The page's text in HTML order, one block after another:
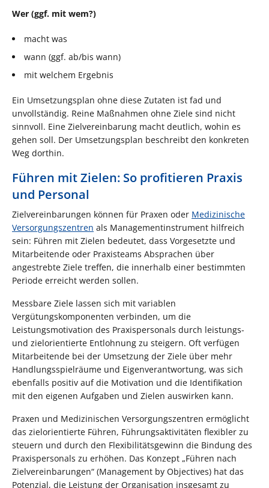
Wer (ggf. mit wem?)
macht was
wann (ggf. ab/bis wann)
mit welchem Ergebnis
Ein Umsetzungsplan ohne diese Zutaten ist fad und
unvollständig. Reine Maßnahmen ohne Ziele sind nicht
sinnvoll. Eine Zielvereinbarung macht deutlich, wohin es
gehen soll. Der Umsetzungsplan beschreibt den konkreten
Weg dorthin.
Führen mit Zielen: So profitieren Praxis
und Personal
Zielvereinbarungen können für Praxen oder Medizinische
Versorgungszentren als Managementinstrument hilfreich
sein: Führen mit Zielen bedeutet, dass Vorgesetzte und
Mitarbeitende oder Praxisteams Absprachen über
angestrebte Ziele treffen, die innerhalb einer bestimmten
Periode erreicht werden sollen.
Messbare Ziele lassen sich mit variablen
Vergütungskomponenten verbinden, um die
Leistungsmotivation des Praxispersonals durch leistungs-
und zielorientierte Entlohnung zu steigern. Oft verfügen
Mitarbeitende bei der Umsetzung der Ziele über mehr
Handlungsspielräume und Eigenverantwortung, was sich
ebenfalls positiv auf die Motivation und die Identifikation
mit den eigenen Aufgaben und Zielen auswirken kann.
Praxen und Medizinischen Versorgungszentren ermöglicht
das zielorientierte Führen, Führungsaktivitäten flexibler zu
steuern und durch den Flexibilitätsgewinn die Bindung des
Praxispersonals zu erhöhen. Das Konzept „Führen nach
Zielvereinbarungen“ (Management by Objectives) hat das
Potenzial, die Leistung der Organisation insgesamt zu